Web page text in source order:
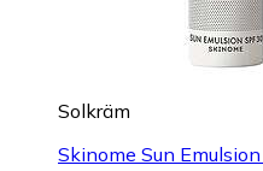
Solkräm
Skinome Sun